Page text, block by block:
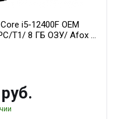
i5-12400F OEM
T1/ 8 ГБ ОЗУ/ Afox R5
1FAN LP RTL / 128